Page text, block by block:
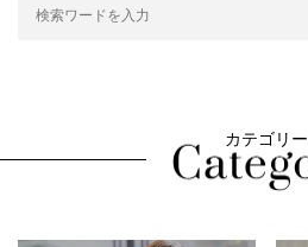
カテゴリー